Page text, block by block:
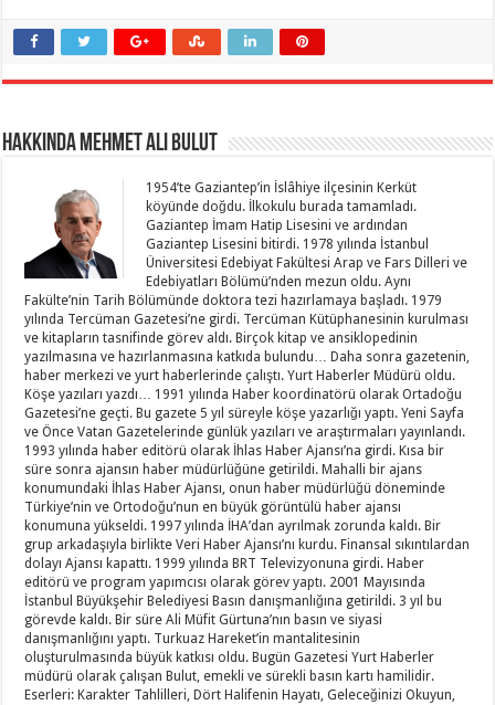
Hakkında Mehmet Ali Bulut
1954’te Gaziantep’in İslâhiye ilçesinin Kerküt
köyünde doğdu. İlkokulu burada tamamladı.
Gaziantep İmam Hatip Lisesini ve ardından
Gaziantep Lisesini bitirdi. 1978 yılında İstanbul
Üniversitesi Edebiyat Fakültesi Arap ve Fars Dilleri ve
Edebiyatları Bölümü’nden mezun oldu. Aynı
Fakülte’nin Tarih Bölümünde doktora tezi hazırlamaya başladı. 1979
yılında Tercüman Gazetesi’ne girdi. Tercüman Kütüphanesinin kurulması
ve kitapların tasnifinde görev aldı. Birçok kitap ve ansiklopedinin
yazılmasına ve hazırlanmasına katkıda bulundu… Daha sonra gazetenin,
haber merkezi ve yurt haberlerinde çalıştı. Yurt Haberler Müdürü oldu.
Köşe yazıları yazdı… 1991 yılında Haber koordinatörü olarak Ortadoğu
Gazetesi’ne geçti. Bu gazete 5 yıl süreyle köşe yazarlığı yaptı. Yeni Sayfa
ve Önce Vatan Gazetelerinde günlük yazıları ve araştırmaları yayınlandı.
1993 yılında haber editörü olarak İhlas Haber Ajansı’na girdi. Kısa bir
süre sonra ajansın haber müdürlüğüne getirildi. Mahalli bir ajans
konumundaki İhlas Haber Ajansı, onun haber müdürlüğü döneminde
Türkiye’nin ve Ortodoğu’nun en büyük görüntülü haber ajansı
konumuna yükseldi. 1997 yılında İHA’dan ayrılmak zorunda kaldı. Bir
grup arkadaşıyla birlikte Veri Haber Ajansı’nı kurdu. Finansal sıkıntılardan
dolayı Ajansı kapattı. 1999 yılında BRT Televizyonuna girdi. Haber
editörü ve program yapımcısı olarak görev yaptı. 2001 Mayısında
İstanbul Büyükşehir Belediyesi Basın danışmanlığına getirildi. 3 yıl bu
görevde kaldı. Bir süre Ali Müfit Gürtuna’nın basın ve siyasi
danışmanlığını yaptı. Turkuaz Hareket’in mantalitesinin
oluşturulmasında büyük katkısı oldu. Bugün Gazetesi Yurt Haberler
müdürü olarak çalışan Bulut, emekli ve sürekli basın kartı hamilidir.
Eserleri: Karakter Tahlilleri, Dört Halifenin Hayatı, Geleceğinizi Okuyun,